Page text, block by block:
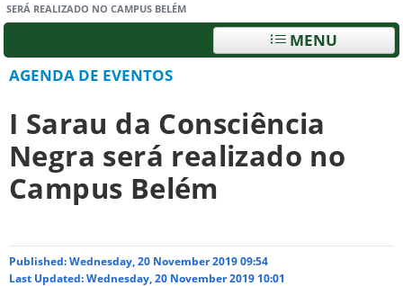
SERÁ REALIZADO NO CAMPUS BELÉM
MENU
AGENDA DE EVENTOS
I Sarau da Consciência
Negra será realizado no
Campus Belém
Published: Wednesday, 20 November 2019 09:54
Last Updated: Wednesday, 20 November 2019 10:01